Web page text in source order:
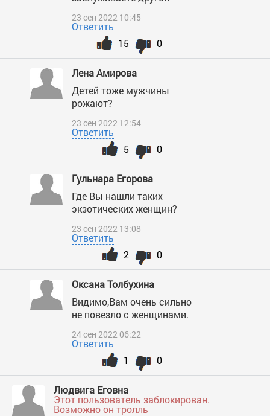
23 сен 2022 10:45
Ответить
0
15
Лена Амирова
Детей тоже мужчины
рожают?
23 сен 2022 12:54
Ответить
0
5
Гульнара Егорова
Где Вы нашли таких
экзотических женщин?
23 сен 2022 13:08
Ответить
0
2
Оксана Толбухина
Видимо,Вам очень сильно
не повезло с женщинами.
24 сен 2022 06:22
Ответить
0
1
Людвига Еговна
Этот пользователь заблокирован.
Возможно он тролль